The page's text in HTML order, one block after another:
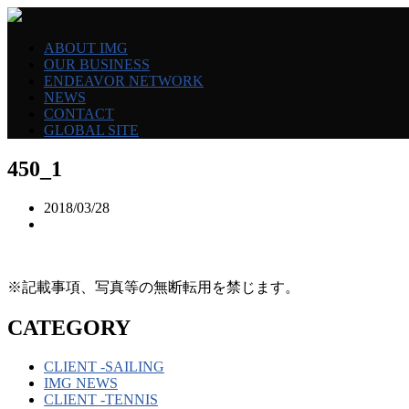
ABOUT IMG
OUR BUSINESS
ENDEAVOR NETWORK
NEWS
CONTACT
GLOBAL SITE
450_1
2018/03/28
※記載事項、写真等の無断転用を禁じます。
CATEGORY
CLIENT -SAILING
IMG NEWS
CLIENT -TENNIS